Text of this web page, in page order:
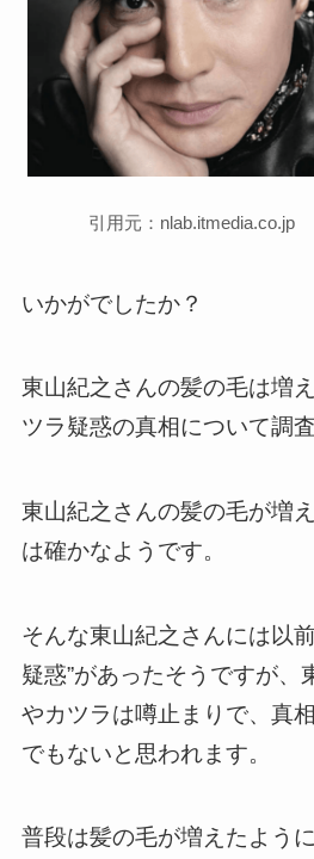
引用元：nlab.itmedia.co.jp
いかがでしたか？
東山紀之さんの髪の毛は増
ツラ疑惑の真相について調
東山紀之さんの髪の毛が増
は確かなようです。
そんな東山紀之さんには以
疑惑”があったそうですが、
やカツラは噂止まりで、真
でもないと思われます。
普段は髪の毛が増えたよう